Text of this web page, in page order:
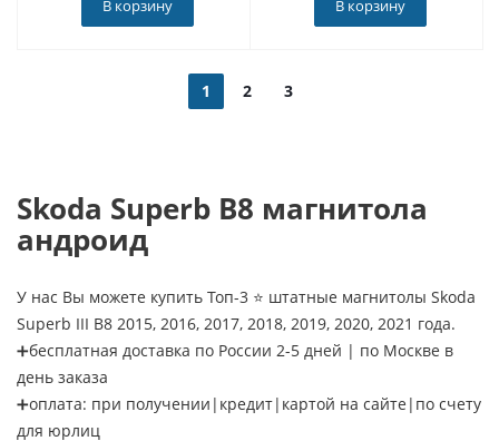
В корзину В корзину
1 2 3
Skoda Superb B8 магнитола
андроид
У нас Вы можете купить Топ-3 ⭐ штатные магнитолы Skoda
Superb III B8 2015, 2016, 2017, 2018, 2019, 2020, 2021 года.
➕бесплатная доставка по России 2-5 дней | по Москве в
день заказа
➕оплата: при получении|кредит|картой на сайте|по счету
для юрлиц